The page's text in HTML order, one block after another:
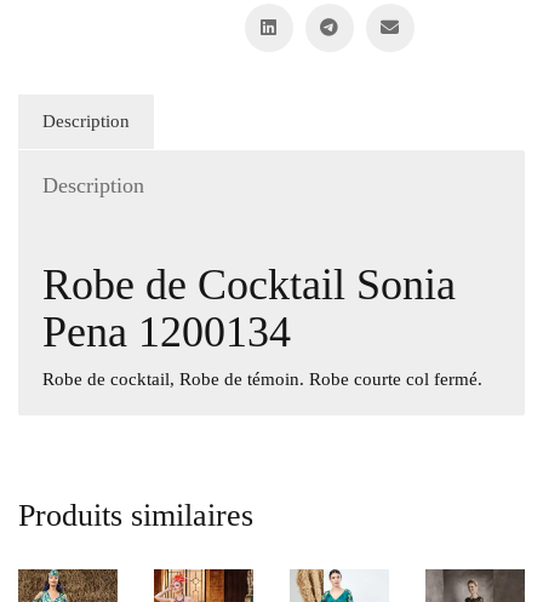
Description
Description
Robe de Cocktail Sonia
Pena 1200134
Robe de cocktail, Robe de témoin. Robe courte col fermé.
Produits similaires